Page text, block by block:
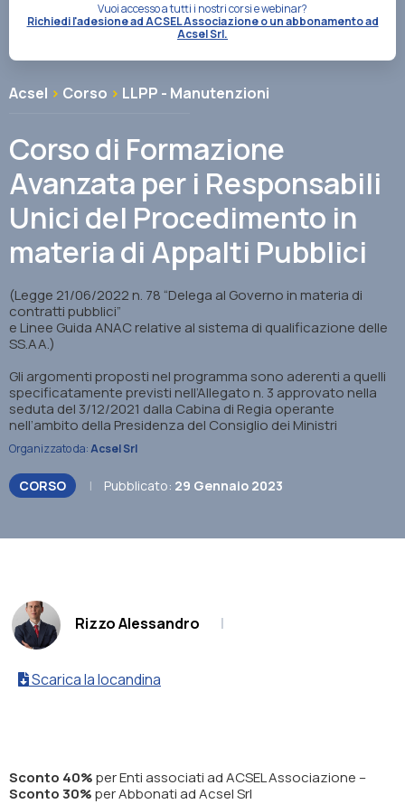
Vuoi accesso a tutti i nostri corsi e webinar?
Richiedi l'adesione ad ACSEL Associazione o un abbonamento ad
Acsel Srl.
Acsel > Corso > LLPP - Manutenzioni
Corso di Formazione
Avanzata per i Responsabili
Unici del Procedimento in
materia di Appalti Pubblici
(Legge 21/06/2022 n. 78 “Delega al Governo in materia di
contratti pubblici”
e Linee Guida ANAC relative al sistema di qualificazione delle
SS.AA.)
Gli argomenti proposti nel programma sono aderenti a quelli
specificatamente previsti nell’Allegato n. 3 approvato nella
seduta del 3/12/2021 dalla Cabina di Regia operante
nell’ambito della Presidenza del Consiglio dei Ministri
Organizzato da:Acsel Srl
CORSO | Pubblicato: 29 Gennaio 2023
Rizzo Alessandro
|
Scarica la locandina
Sconto 40%per Enti associatiad ACSEL Associazione –
Sconto 30%per Abbonatiad Acsel Srl